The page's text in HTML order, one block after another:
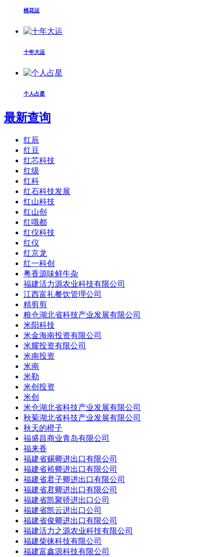
桃花运
十年大运
个人占星
最新查询
红辰
红豆
红芯科技
红级
红科
红石科技发展
红山科技
红山创
红哦都
红仪科技
红仪
红京龙
红一科创
粤香源味鲜牛杂
福建活力源农业科技有限公司
江西富礼餐饮管理公司
精剪剪
粮仓湖北省科技产业发展有限公司
米阳科技
米金海南投资有限公司
米耀投资有限公司
米南投资
米南
米勒
米创投资
米创
米仓湖北省科技产业发展有限公司
秋菊湖北省科技产业发展有限公司
秋天的橙子
福盛昌商业青岛有限公司
福来香
福建省赐卿进出口有限公司
福建省裕卿进出口有限公司
福建省君子卿进出口有限公司
福建省君卿进出口有限公司
福建省凯聚骄进出口公司
福建省凯云进出口公司
福建省俊卿进出口有限公司
福建活力之源农业科技有限公司
福建柴徕科技有限公司
福建富鑫源科技有限公司